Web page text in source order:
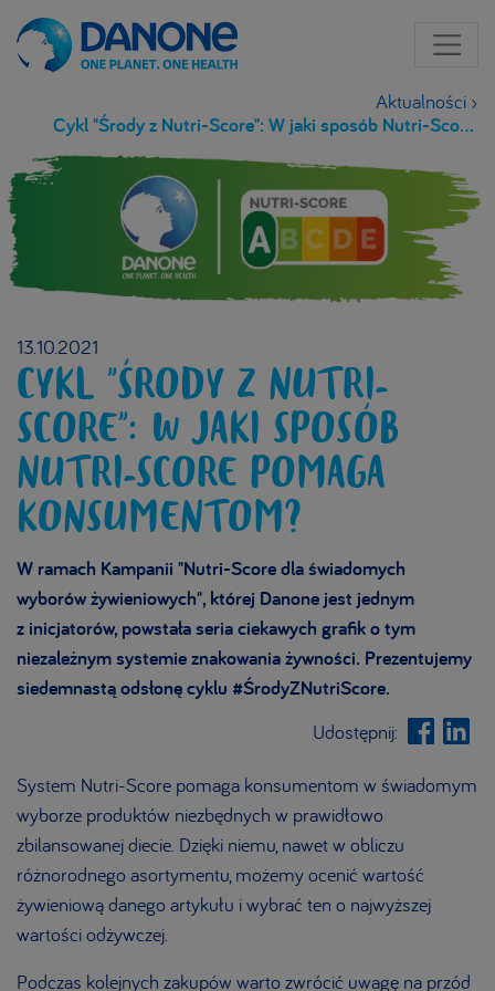
Aktualności ›
Cykl "Środy z Nutri-Score": W jaki sposób Nutri-Score pomaga konsumentom?
13.10.2021
CYKL "ŚRODY Z NUTRI-
SCORE": W JAKI SPOSÓB
NUTRI-SCORE POMAGA
KONSUMENTOM?
W ramach Kampanii "Nutri-Score dla świadomych
wyborów żywieniowych", której Danone jest jednym
z inicjatorów, powstała seria ciekawych grafik o tym
niezależnym systemie znakowania żywności. Prezentujemy
siedemnastą odsłonę cyklu #ŚrodyZNutriScore.
Udostępnij:
System Nutri-Score pomaga konsumentom w świadomym
wyborze produktów niezbędnych w prawidłowo
zbilansowanej diecie. Dzięki niemu, nawet w obliczu
różnorodnego asortymentu, możemy ocenić wartość
żywieniową danego artykułu i wybrać ten o najwyższej
wartości odżywczej.
Podczas kolejnych zakupów warto zwrócić uwagę na przód